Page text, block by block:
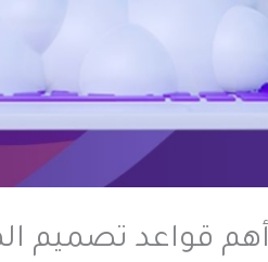
أهم قواعد تصميم